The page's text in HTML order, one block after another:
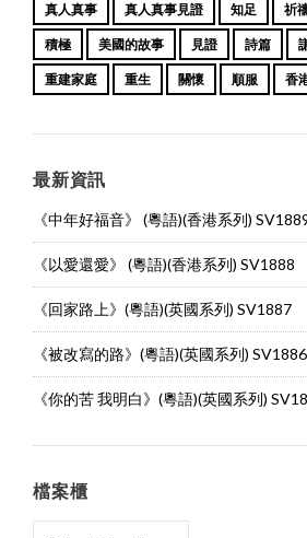
真人真事 真人真事見證 知足 祈
積極 美國的故事 見證 詩篇
重建家庭 重生 關懷 順服 香
最新資訊
《中年好福音》 (粵語)(香港系列)
《以愛還愛》 (粵語)(香港系列) SV1888
《回家路上》(粵語)(英國系列) SV1887
《被改寫的路》(粵語)(英國系列) SV1886
《你的苦 我明白》(粵語)(英國系列)
檔案櫃